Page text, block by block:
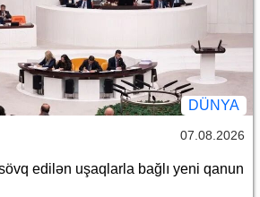
DÜNYA
07.08.2026
edilən uşaqlarla bağlı yeni qanun